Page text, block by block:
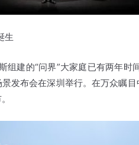
生
组建的“问界”大家庭已有两年
景发布会在深圳举行。在万众瞩